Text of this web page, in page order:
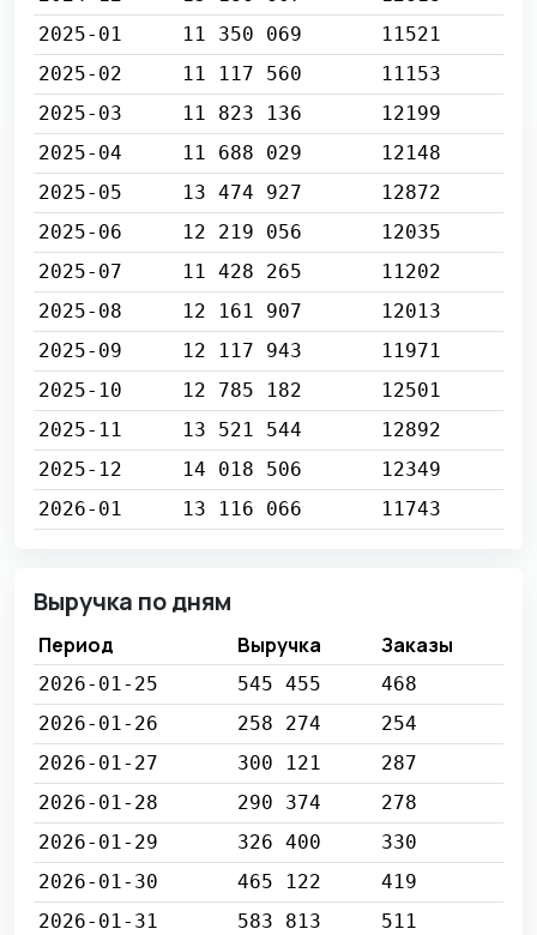
2025-01
11 350 069
11521
2025-02
11 117 560
11153
2025-03
11 823 136
12199
2025-04
11 688 029
12148
2025-05
13 474 927
12872
2025-06
12 219 056
12035
2025-07
11 428 265
11202
2025-08
12 161 907
12013
2025-09
12 117 943
11971
2025-10
12 785 182
12501
2025-11
13 521 544
12892
2025-12
14 018 506
12349
2026-01
13 116 066 11743
Выручка по дням
Период Выручка Заказы
2026-01-25 545 455
468
2026-01-26
258 274
254
2026-01-27
300 121
287
2026-01-28
290 374
278
2026-01-29
326 400
330
2026-01-30
465 122
419
2026-01-31
583 813
511